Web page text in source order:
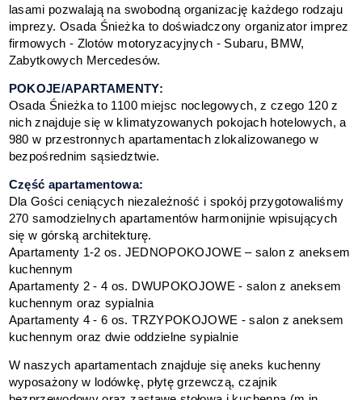
lasami pozwalają na swobodną organizację każdego rodzaju
imprezy. Osada Śnieżka to doświadczony organizator imprez
firmowych - Zlotów motoryzacyjnych - Subaru, BMW,
Zabytkowych Mercedesów.
POKOJE/APARTAMENTY:
Osada Śnieżka to 1100 miejsc noclegowych, z czego 120 z
nich znajduje się w klimatyzowanych pokojach hotelowych, a
980 w przestronnych apartamentach zlokalizowanego w
bezpośrednim sąsiedztwie.
Część apartamentowa:
Dla Gości ceniących niezależność i spokój przygotowaliśmy
270 samodzielnych apartamentów harmonijnie wpisujących
się w górską architekturę.
Apartamenty 1-2 os. JEDNOPOKOJOWE – salon z aneksem
kuchennym
Apartamenty 2 - 4 os. DWUPOKOJOWE - salon z aneksem
kuchennym oraz sypialnia
Apartamenty 4 - 6 os. TRZYPOKOJOWE - salon z aneksem
kuchennym oraz dwie oddzielne sypialnie
W naszych apartamentach znajduje się aneks kuchenny
wyposażony w lodówkę, płytę grzewczą, czajnik